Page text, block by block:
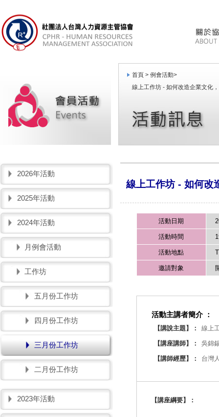
首頁 > 例會活動>
線上工作坊 - 如何改造企業文化
2026年活動
2025年活動
2024年活動
月例會活動
工作坊
五月份工作坊
四月份工作坊
三月份工作坊
二月份工作坊
2023年活動
線上工作坊 - 如何改
活動日期
活動時間
活動地點
邀請對象
活動主講者簡介 ：
【講說主題】： 線上
【講座講師】： 吳錦
【講師經歷】： 台灣
【講座綱要】：